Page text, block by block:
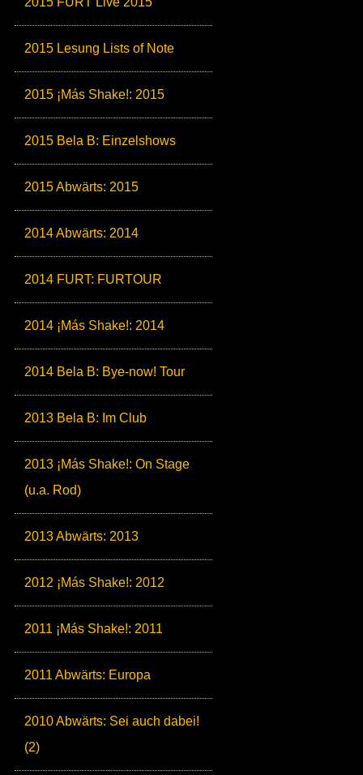
2015 Lesung Lists of Note
2015 ¡Más Shake!: 2015
2015 Bela B: Einzelshows
2015 Abwärts: 2015
2014 Abwärts: 2014
2014 FURT: FURTOUR
2014 ¡Más Shake!: 2014
2014 Bela B: Bye-now! Tour
2013 Bela B: Im Club
2013 ¡Más Shake!: On Stage
(u.a. Rod)
2013 Abwärts: 2013
2012 ¡Más Shake!: 2012
2011 ¡Más Shake!: 2011
2011 Abwärts: Europa
2010 Abwärts: Sei auch dabei!
(2)